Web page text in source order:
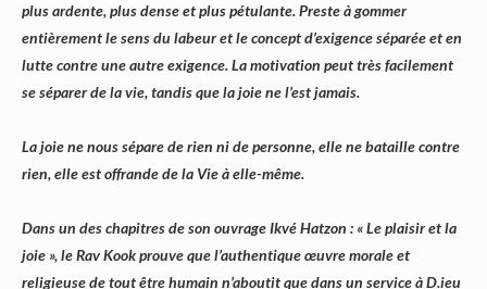
plus ardente, plus dense et plus pétulante. Preste à gommer
entièrement le sens du labeur et le concept d’exigence séparée et en
lutte contre une autre exigence. La motivation peut très facilement
se séparer de la vie, tandis que la joie ne l’est jamais.
La joie ne nous sépare de rien ni de personne, elle ne bataille contre
rien, elle est offrande de la Vie à elle-même.
Dans un des chapitres de son ouvrage Ikvé Hatzon : « Le plaisir et la
joie », le Rav Kook prouve que l’authentique œuvre morale et
religieuse de tout être humain n’aboutit que dans un service à D.ieu